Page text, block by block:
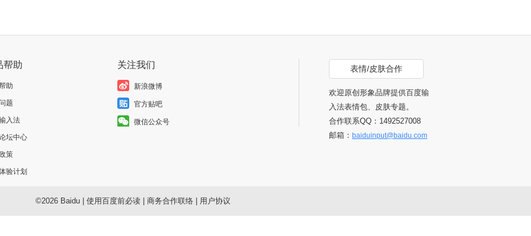
帮助
助
题
入法
坛中心
策
验计划
关注我们
新浪微博
官方贴吧
微信公众号
表情/皮肤合作
欢迎原创形象品牌提供百度输
入法表情包、皮肤专题。
合作联系QQ：1492527008
邮箱： baiduinput@baidu.com
©2026 Baidu| 使用百度前必读| 商务合作联络| 用户协议